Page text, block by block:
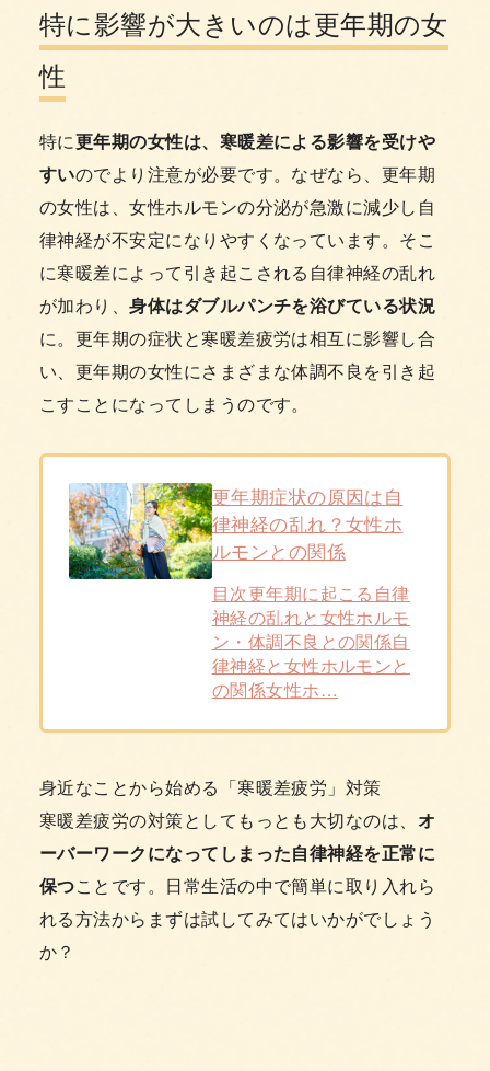
特に影響が大きいのは更年期の女
性
特に更年期の女性は、寒暖差による影響を受けや
すいのでより注意が必要です。なぜなら、更年期
の女性は、女性ホルモンの分泌が急激に減少し自
律神経が不安定になりやすくなっています。そこ
に寒暖差によって引き起こされる自律神経の乱れ
が加わり、身体はダブルパンチを浴びている状況
に。更年期の症状と寒暖差疲労は相互に影響し合
い、更年期の女性にさまざまな体調不良を引き起
こすことになってしまうのです。
更年期症状の原因は自
律神経の乱れ？女性ホ
ルモンとの関係
目次更年期に起こる自律
神経の乱れと女性ホルモ
ン・体調不良との関係自
律神経と女性ホルモンと
の関係女性ホ…
身近なことから始める「寒暖差疲労」対策
寒暖差疲労の対策としてもっとも大切なのは、 オ
ーバーワークになってしまった自律神経を正常に
保つことです。日常生活の中で簡単に取り入れら
れる方法からまずは試してみてはいかがでしょう
か？